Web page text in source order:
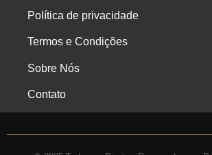
Política de privacidade
Termos e Condições
Sobre Nós
Contato